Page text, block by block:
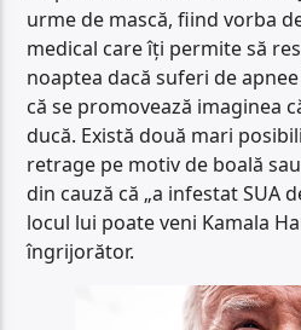
urme de mască, fiind vorba
medical care îți permite să
noaptea dacă suferi de
că se promovează imaginea
ducă. Există două mari
retrage pe motiv de boală
din cauză că „a infestat SUA
locul lui poate veni Kamala
îngrijorător.